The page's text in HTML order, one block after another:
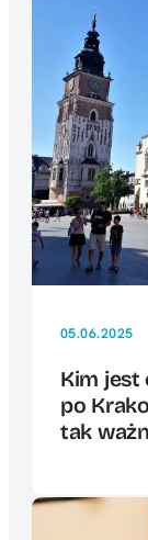
05.06.2025
Kim
po
tak